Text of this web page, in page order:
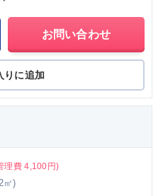
お問い合わせ
りに追加
理費 4,100円)
㎡)